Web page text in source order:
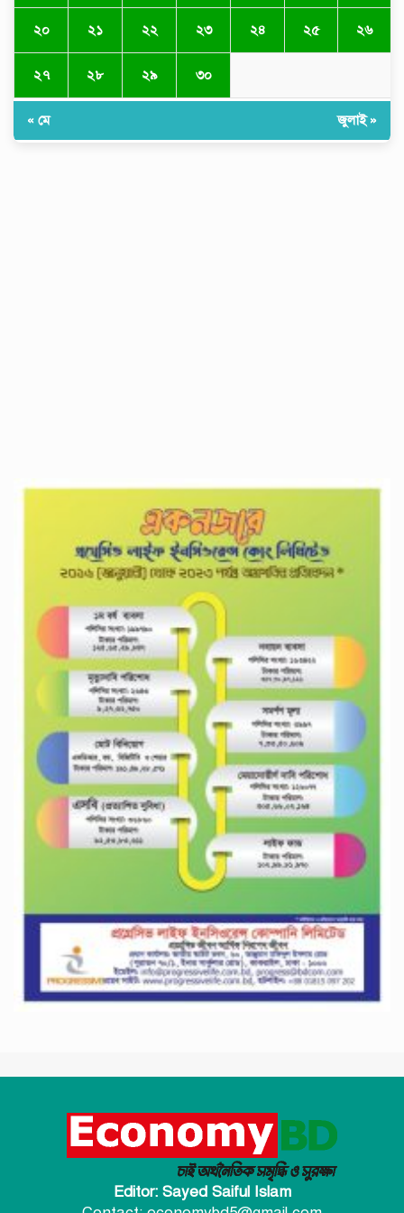
২০ ২১ ২২ ২৩ ২৪ ২৫ ২৬
২৭ ২৮ ২৯ ৩০
« মে জুলাই »
Editor: Sayed Saiful Islam